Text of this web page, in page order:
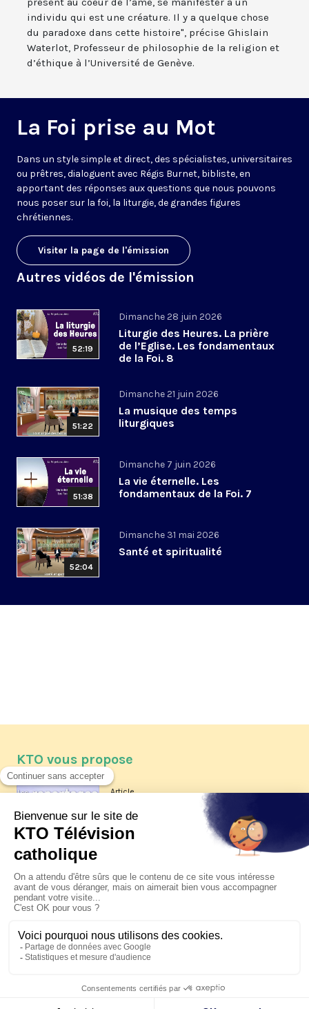
individu qui est une créature. Il y a quelque chose
du paradoxe dans cette histoire", précise Ghislain
Waterlot, Professeur de philosophie de la religion et
d’éthique à l’Université de Genève.
La Foi prise au Mot
Dans un style simple et direct, des spécialistes, universitaires
ou prêtres, dialoguent avec Régis Burnet, bibliste, en
apportant des réponses aux questions que nous pouvons
nous poser sur la foi, la liturgie, de grandes figures
chrétiennes.
Visiter la page de l'émission
Autres vidéos de l'émission
52:19
Dimanche 28 juin 2026
Liturgie des Heures. La prière
de l’Eglise. Les fondamentaux
de la Foi. 8
51:22
Dimanche 21 juin 2026
La musique des temps
liturgiques
51:38
Dimanche 7 juin 2026
La vie éternelle. Les
fondamentaux de la Foi. 7
52:04
Dimanche 31 mai 2026
Santé et spiritualité
KTO vous propose
Article
Les reportages d'été 2026 de KTO
La visite pastorale du pape Léon
XIV à Assise à suivre sur KTO le
jeudi 6 août
Le pape en Uruguay, Argentine et
Pérou du 6 au 17 novembre 2026